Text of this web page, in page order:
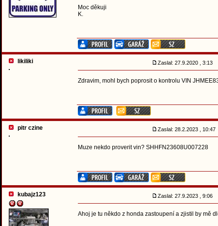
Moc děkuji
K.
likiliki Zaslal: 27.9.2020 , 3:13
Zdravim, mohl bych poprosit o kontrolu VIN
pitr czine Zaslal: 28.2.2023 , 10:47
Muze nekdo proverit vin? SHHFN23608U007228
kubajz123 Zaslal: 27.9.2023 , 9:06
Ahoj je tu někdo z honda zastoupení a zjistil by mě